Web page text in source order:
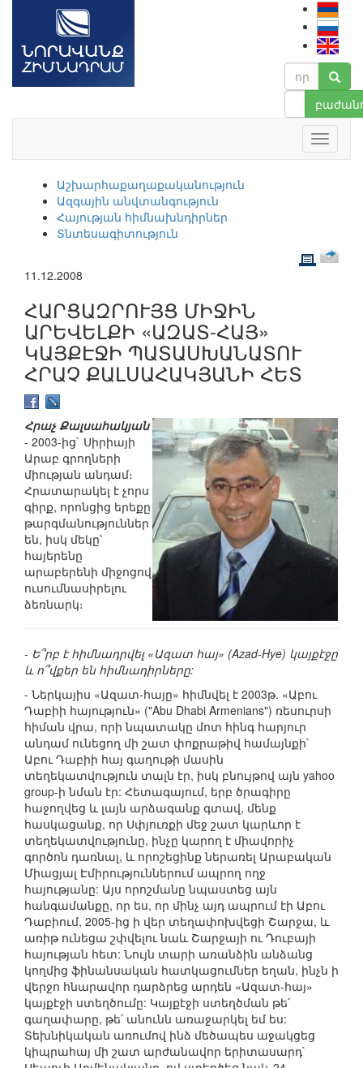
Աշխարհաքաղաքականություն
Ազգային անվտանգություն
Հայության հիմնախնդիրներ
Տնտեսագիտություն
11.12.2008
ՀԱՐՑԱԶՐՈՒՅՑ ՄԻՋԻՆ
ԱՐԵՎԵԼՔԻ «ԱԶԱՏ-ՀԱՅ»
ԿԱՅՔԷՋԻ ՊԱՏԱՍԽԱՆԱՏՈՒ
ՀՐԱՉ ՔԱԼՍԱՀԱԿՅԱՆԻ ՀԵՏ
Հրաչ Քալսահակյան
- 2003-ից` Սիրիայի
Արաբ գրողների
միության անդամ։
Հրատարակել է չորս
գիրք, որոնցից երեքը
թարգմանություններ
են, իսկ մեկը՝
հայերենը
արաբերենի միջոցով
ուսումնասիրելու
ձեռնարկ։
- Ե՞րբ է հիմնադրվել «Ազատ հայ» (Azad-Hye) կայքէջը
և ո՞վքեր են հիմնադիրները:
- Ներկայիս «Ազատ-հայը» հիմնվել է 2003թ. «Աբու
Դաբիի հայություն» ("Abu Dhabi Armenians") ռեսուրսի
հիման վրա, որի նպատակը մոտ հինգ հարյուր
անդամ ունեցող մի շատ փոքրաթիվ համայնքի`
Աբու Դաբիի հայ գաղութի մասին
տեղեկատվություն տալն էր, իսկ բնույթով այն yahoo
group-ի նման էր: Հետագայում, երբ ծրագիրը
հաջողվեց և լայն արձագանք գտավ, մենք
հասկացանք, որ Սփյուռքի մեջ շատ կարևոր է
տեղեկատվությունը, ինչը կարող է միավորիչ
գործոն դառնալ, և որոշեցինք ներառել Արաբական
Միացյալ Էմիրություններում ապրող ողջ
հայությանը: Այս որոշմանը նպաստեց այն
հանգամանքը, որ ես, որ մինչ այդ ապրում էի Աբու
Դաբիում, 2005-ից ի վեր տեղափոխվեցի Շարջա, և
առիթ ունեցա շփվելու նաև Շարջայի ու Դուբայի
հայության հետ: Նույն տարի առանձին անձանց
կողմից ֆինանսական հատկացումներ եղան, ինչն ի
վերջո հնարավոր դարձրեց արդեն «Ազատ-հայ»
կայքէջի ստեղծումը: Կայքէջի ստեղծման թե՛
գաղափարը, թե՛ անունն առաջարկել եմ ես:
Տեխնիկական առումով ինձ մեծապես աջակցեց
կիպրահայ մի շատ արժանավոր երիտասարդ`